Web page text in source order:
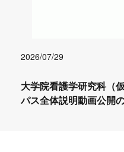
2026/07/29
大学院看護学研究科（
パス全体説明動画公開